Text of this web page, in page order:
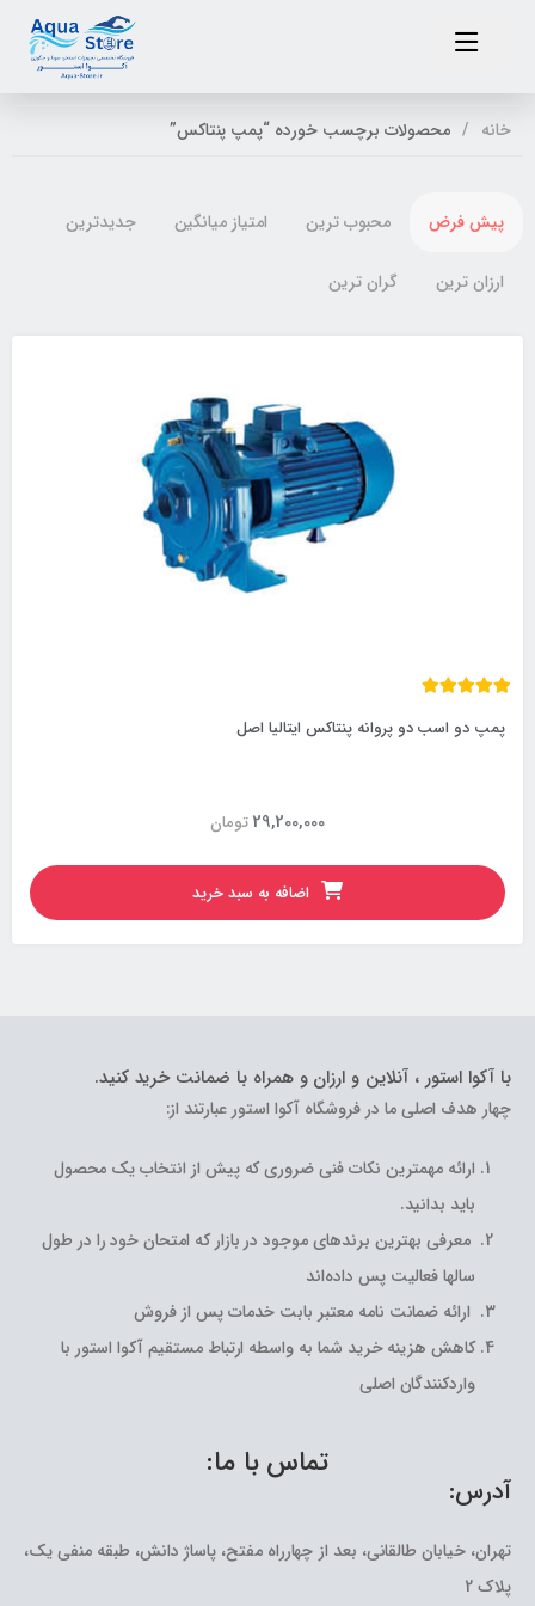
خانه محصولات برچسب خورده “پمپ پنتاکس”
پیش فرض محبوب ترین امتیاز میانگین جدیدترین
ارزان ترین گران ترین
پمپ دو اسب دو پروانه پنتاکس ایتالیا اصل
تومان29,200,000
اضافه به سبد خرید
با آکوا استور ، آنلاین و ارزان و همراه با ضمانت خرید کنید.
چهار هدف اصلی ما در فروشگاه آکوا استور عبارتند از:
ارائه مهمترین نکات فنی ضروری که پیش از انتخاب یک محصول
باید بدانید.
معرفی بهترین برندهای موجود در بازار که امتحان خود را در طول
سالها فعالیت پس داده‌اند
ارائه ضمانت نامه معتبر بابت خدمات پس از فروش
کاهش هزینه خرید شما به واسطه ارتباط مستقیم آکوا استور با
واردکنندگان اصلی
تماس با ما:
آدرس:
تهران، خیابان طالقانی، بعد از چهارراه مفتح، پاساژ دانش، طبقه منفی یک،
پلاک 2